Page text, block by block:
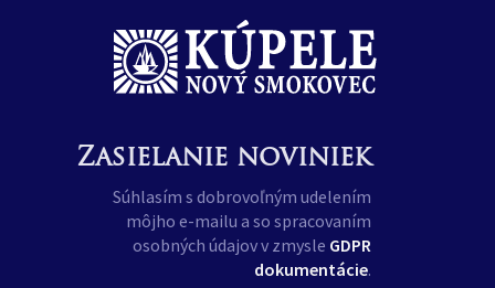
Zasielanie noviniek
Súhlasím s dobrovoľným udelením
môjho e-mailu a so spracovaním
osobných údajov v zmysle GDPR
dokumentácie.